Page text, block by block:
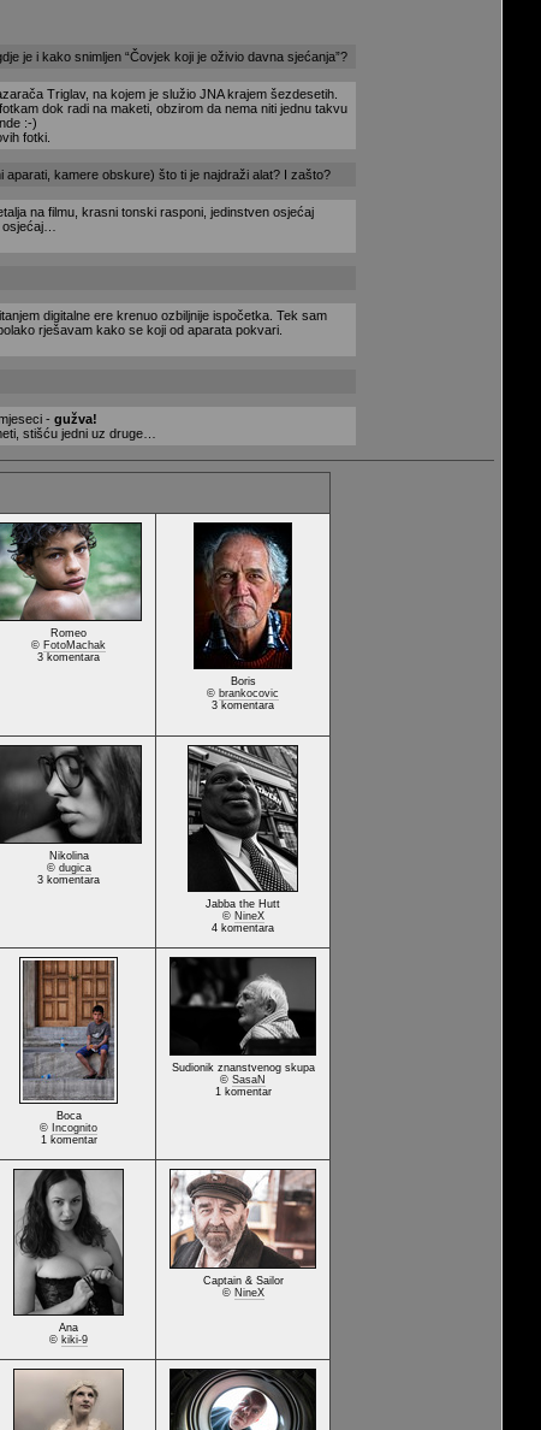
je i kako snimljen “Čovjek koji je oživio davna sjećanja”?
Triglav, na kojem je služio JNA krajem šezdesetih.
dok radi na maketi, obzirom da nema niti jednu takvu
:-)
fotki.
kamere obskure) što ti je najdraži alat? I zašto?
na filmu, krasni tonski rasponi, jedinstven osjećaj
digitalne ere krenuo ozbiljnije ispočetka. Tek sam
rješavam kako se koji od aparata pokvari.
-gužva!
stišću jedni uz druge…
Romeo
© FotoMachak
3 komentara
Boris
© brankocovic
3 komentara
Nikolina
© dugica
3 komentara
Jabba the Hutt
© NineX
4 komentara
Boca
© Incognito
1 komentar
Sudionik znanstvenog skupa
©SasaN
1 komentar
Ana
© kiki-9
Captain & Sailor
© NineX